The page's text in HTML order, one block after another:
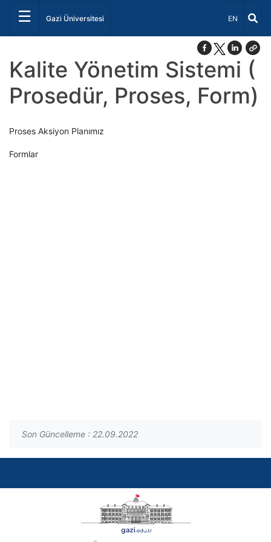
☰ Gazi Üniversitesi Dil Seçiniz
EN
Kalite Yönetim Sistemi (
Prosedür, Proses, Form)
Proses Aksiyon Planımız
Formlar
Son Güncelleme : 22.09.2022